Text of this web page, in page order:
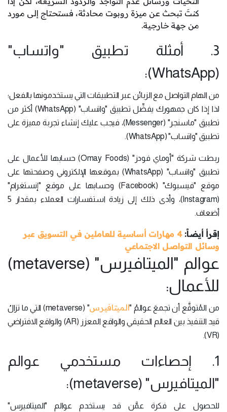
كنتَ تبحث عن ميزة روبوت محادثة، فستحتاج إلى مورد
من جهة خارجية.
3. أمثلة تطبيق "واتساب"
(WhatsApp):
من الهام التواصل مع الزبائن عبر التطبيقات التي يستخدمونها بالفعل؛
لذا إذا كان جمهورك يفضِّل تطبيق "واتساب" (WhatsApp) أكثر من
تطبيق "ماسنجر" (Messenger)، فيجب عليك إنشاء تجربة مميزة على
تطبيق "واتساب" (WhatsApp).
ربطت شركة "أوماي فودز" (Omay Foods) حسابها للأعمال على
تطبيق "واتساب" (WhatsApp) بموقعها الإلكتروني وصفحتها على
موقع "فيسبوك" (Facebook) وحسابها على موقع "إنستغرام"
(Instagram)، وأدى ذلك إلى زيادة استفسارات العملاء بمقدار 5
أضعاف.
إقرأ أيضاً:
4 مهارات أساسية للعاملين في التسويق عبر
وسائل التواصل الاجتماعي
عوالم "الميتافيرس" (metaverse)
للأعمال:
من المُتوقَّع أن تجمعَ عوالمُ "الميتافيرس
" (metaverse) التي ما تزالُ
قيد التنفيذ بين العالم الحقيقي والواقع المعزز (AR) والواقع الافتراضي
(VR).
1. إحصاءات مستخدمي عوالم
"الميتافيرس" (metaverse):
للحصول على فكرة عمَّن قد يستخدم عوالم "الميتافيرس"